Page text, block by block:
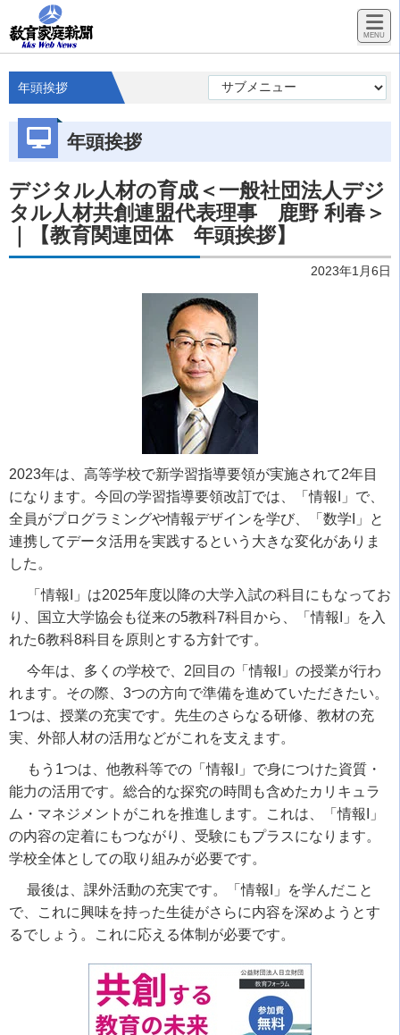
年頭挨拶
年頭挨拶
デジタル人材の育成＜一般社団法人デジ
タル人材共創連盟代表理事 鹿野 利春＞
｜【教育関連団体 年頭挨拶】
2023年1月6日
2023年は、高等学校で新学習指導要領が実施されて2年目
になります。今回の学習指導要領改訂では、「情報
」で、
全員がプログラミングや情報デザインを学び、「数学
」と
連携してデータ活用を実践するという大きな変化がありま
した。
「情報 」は2025年度以降の大学入試の科目にもなってお
り、国立大学協会も従来の5教科7科目から、「情報
」を入
れた6教科8科目を原則とする方針です。
今年は、多くの学校で、 2回目の「情報
」の授業が行わ
れます。その際、 3つの方向で準備を進めていただきたい。
1つは、授業の充実です。先生のさらなる研修、教材の充
実、外部人材の活用などがこれを支えます。
もう 1つは、他教科等での「情報
」で身につけた資質・
能力の活用です。総合的な探究の時間も含めたカリキュラ
ム・マネジメントがこれを推進します。これは、「情報
」
の内容の定着にもつながり、受験にもプラスになります。
学校全体としての取り組みが必要です。
最後は、課外活動の充実です。「情報
」を学んだこと
で、これに興味を持った生徒がさらに内容を深めようとす
るでしょう。これに応える体制が必要です。